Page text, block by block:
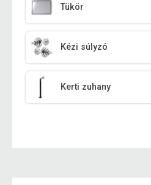
Tükör
Kézi súlyzó
Kerti zuhany